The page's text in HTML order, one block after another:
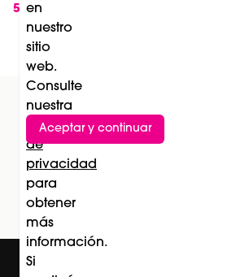
5 transforma la protección solar
experiencia de belleza
Suscríbete al newsletter
en
nuestro
sitio
web.
Consulte
nuestra
Política
de
privacidad
para
obtener
más
información.
Si
Aceptar y continuar